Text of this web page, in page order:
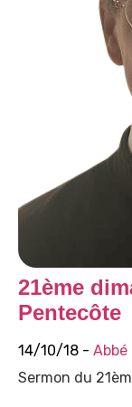
21ème
Pentecôte
14/10/18 - Abbé
Sermon du